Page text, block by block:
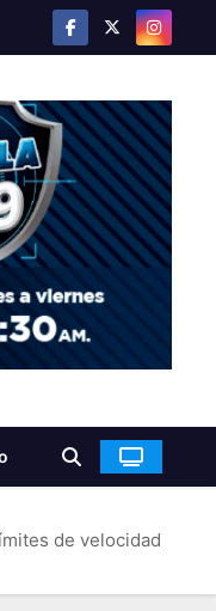
de velocidad